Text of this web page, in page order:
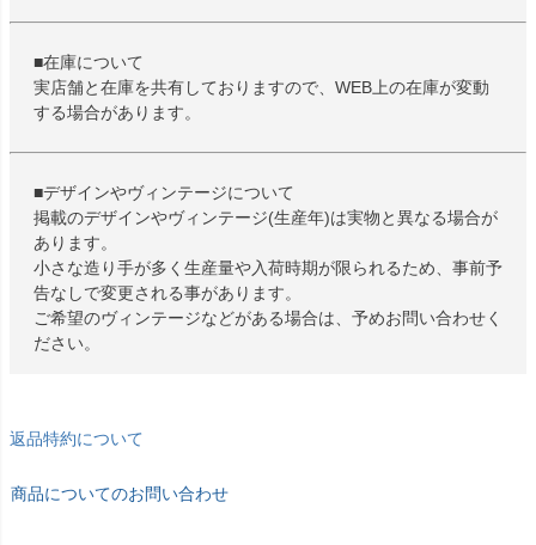
■在庫について
実店舗と在庫を共有しておりますので、WEB上の在庫が変動
する場合があります。
■デザインやヴィンテージについて
掲載のデザインやヴィンテージ(生産年)は実物と異なる場合が
あります。
小さな造り手が多く生産量や入荷時期が限られるため、事前予
告なしで変更される事があります。
ご希望のヴィンテージなどがある場合は、予めお問い合わせく
ださい。
返品特約について
商品についてのお問い合わせ